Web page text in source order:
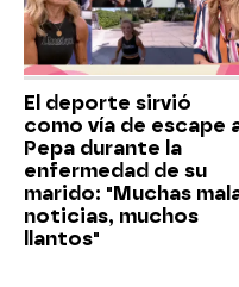
El deporte sirvió
como vía de escape
Pepa durante la
enfermedad de su
marido: "Muchas
noticias, muchos
llantos"